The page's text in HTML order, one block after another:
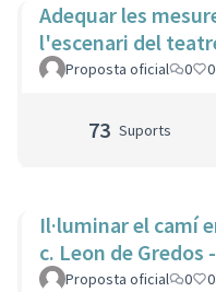
Adequar les
l'escenari del
Proposta oficial 0 0
73 Suports
Il·luminar el camí
c. Leon de Gredos
Proposta oficial 0 0